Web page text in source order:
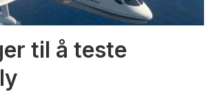
til å teste